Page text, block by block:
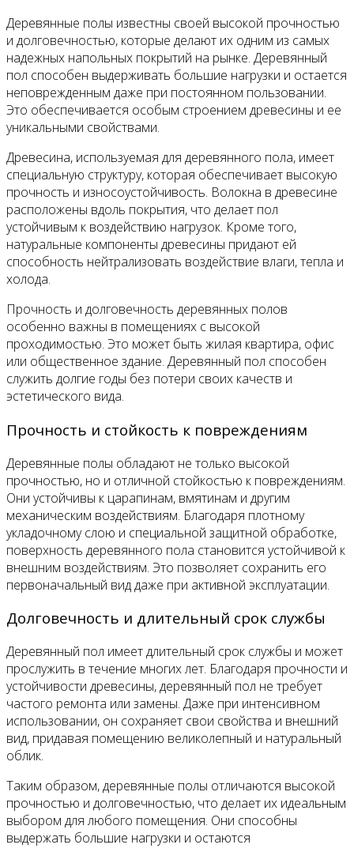
Деревянные полы известны своей высокой прочностью
и долговечностью, которые делают их одним из самых
надежных напольных покрытий на рынке. Деревянный
пол способен выдерживать большие нагрузки и остается
неповрежденным даже при постоянном пользовании.
Это обеспечивается особым строением древесины и ее
уникальными свойствами.
Древесина, используемая для деревянного пола, имеет
специальную структуру, которая обеспечивает высокую
прочность и износоустойчивость. Волокна в древесине
расположены вдоль покрытия, что делает пол
устойчивым к воздействию нагрузок. Кроме того,
натуральные компоненты древесины придают ей
способность нейтрализовать воздействие влаги, тепла и
холода.
Прочность и долговечность деревянных полов
особенно важны в помещениях с высокой
проходимостью. Это может быть жилая квартира, офис
или общественное здание. Деревянный пол способен
служить долгие годы без потери своих качеств и
эстетического вида.
Прочность и стойкость к повреждениям
Деревянные полы обладают не только высокой
прочностью, но и отличной стойкостью к повреждениям.
Они устойчивы к царапинам, вмятинам и другим
механическим воздействиям. Благодаря плотному
укладочному слою и специальной защитной обработке,
поверхность деревянного пола становится устойчивой к
внешним воздействиям. Это позволяет сохранить его
первоначальный вид даже при активной эксплуатации.
Долговечность и длительный срок службы
Деревянный пол имеет длительный срок службы и может
прослужить в течение многих лет. Благодаря прочности и
устойчивости древесины, деревянный пол не требует
частого ремонта или замены. Даже при интенсивном
использовании, он сохраняет свои свойства и внешний
вид, придавая помещению великолепный и натуральный
облик.
Таким образом, деревянные полы отличаются высокой
прочностью и долговечностью, что делает их идеальным
выбором для любого помещения. Они способны
выдержать большие нагрузки и остаются